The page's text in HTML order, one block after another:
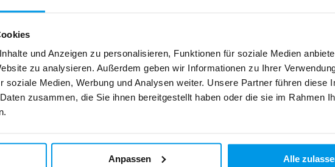
und Anzeigen zu personalisieren, Funktionen für soziale Medien
zu analysieren. Außerdem geben wir Informationen zu Ihrer
soziale Medien, Werbung und Analysen weiter. Unsere Partner führen diese
zusammen, die Sie ihnen bereitgestellt haben oder die sie im Rahmen
Anpassen Alle